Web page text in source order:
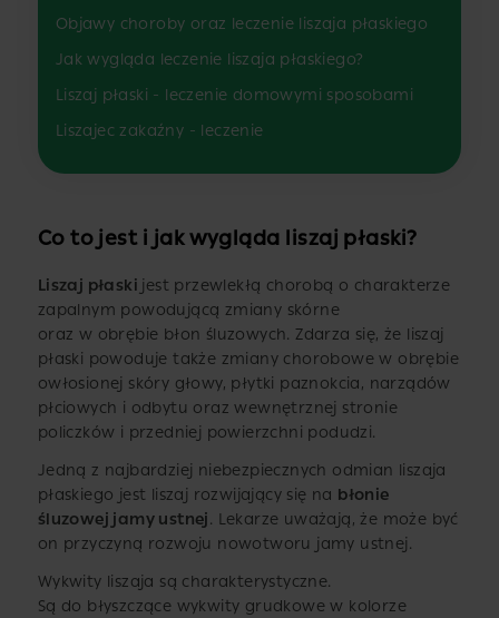
Objawy choroby oraz leczenie liszaja płaskiego
Jak wygląda leczenie liszaja płaskiego?
Liszaj płaski - leczenie domowymi sposobami
Liszajec zakaźny - leczenie
Co to jest i jak wygląda liszaj płaski?
Liszaj płaski jest przewlekłą chorobą o charakterze
zapalnym powodującą zmiany skórne
oraz w obrębie błon śluzowych. Zdarza się, że liszaj
płaski powoduje także zmiany chorobowe w obrębie
owłosionej skóry głowy, płytki paznokcia, narządów
płciowych i odbytu oraz wewnętrznej stronie
policzków i przedniej powierzchni podudzi.
Jedną z najbardziej niebezpiecznych odmian liszaja
płaskiego jest liszaj rozwijający się na błonie
śluzowej jamy ustnej. Lekarze uważają, że może być
on przyczyną rozwoju nowotworu jamy ustnej.
Wykwity liszaja są charakterystyczne.
Są do błyszczące wykwity grudkowe w kolorze